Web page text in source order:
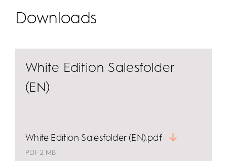
Downloads
White Edition Salesfolder
(EN)
White Edition Salesfolder (EN).pdf
PDF 2 MB